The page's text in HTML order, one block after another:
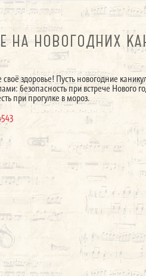
НА НОВОГОДНИХ
своё здоровье! Пусть новогодние
безопасность при встрече Нового
при прогулке в мороз.